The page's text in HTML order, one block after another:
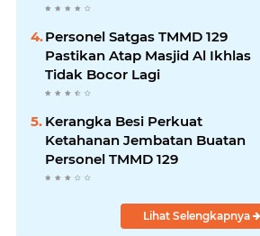
Personel Satgas TMMD 129
Pastikan Atap Masjid Al Ikhlas
Tidak Bocor Lagi
Kerangka Besi Perkuat
Ketahanan Jembatan Buatan
Personel TMMD 129
Lihat Selengkapnya